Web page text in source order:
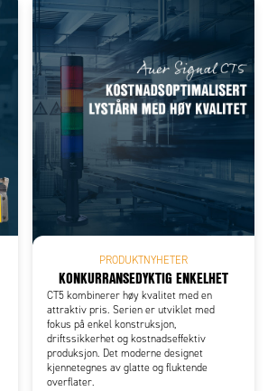
PRODUKTNYHETER
KONKURRANSEDYKTIG ENKELHET
CT5 kombinerer høy kvalitet med en
attraktiv pris. Serien er utviklet med
fokus på enkel konstruksjon,
driftssikkerhet og kostnadseffektiv
produksjon. Det moderne designet
kjennetegnes av glatte og fluktende
overflater.